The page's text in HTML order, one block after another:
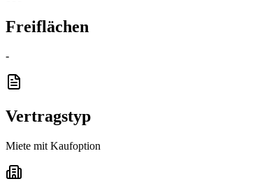
Freiflächen
-
Vertragstyp
Miete mit Kaufoption